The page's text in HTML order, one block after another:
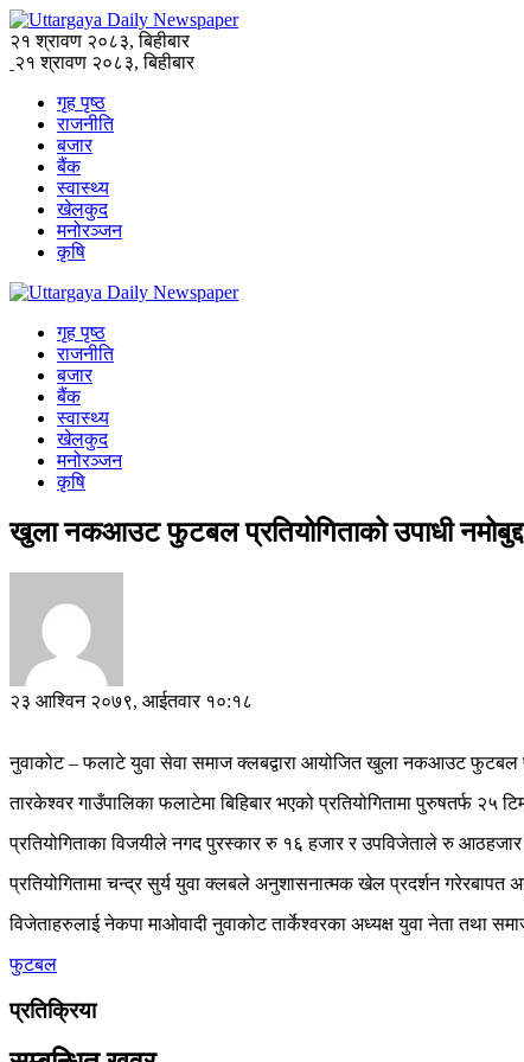
२१ श्रावण २०८३, बिहीबार
२१ श्रावण २०८३, बिहीबार
गृह पृष्ठ
राजनीति
बजार
बैंक
स्वास्थ्य
खेलकुद
मनोरञ्जन
कृषि
गृह पृष्ठ
राजनीति
बजार
बैंक
स्वास्थ्य
खेलकुद
मनोरञ्जन
कृषि
खुला नकआउट फुटबल प्रतियोगिताको उपाधी नमोबुद्द
२३ आश्विन २०७९, आईतवार १०:१८
नुवाकोट – फलाटे युवा सेवा समाज क्लबद्वारा आयोजित खुला नकआउट फुटबल
तारकेश्वर गाउँपालिका फलाटेमा बिहिबार भएको प्रतियोगितामा पुरुषतर्फ २५
प्रतियोगिताका विजयीले नगद पुरस्कार रु १६ हजार र उपविजेताले रु
प्रतियोगितामा चन्द्र सुर्य युवा क्लबले अनुशासनात्मक खेल प्रदर्शन गरेरबापत
विजेताहरुलाई नेकपा माओवादी नुवाकोट तार्केश्वरका अध्यक्ष युवा नेता तथा
फुटबल
प्रतिक्रिया